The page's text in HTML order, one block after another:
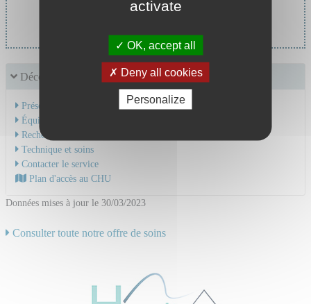
Découvrir le service
Présentation de l'activité
Équipe Médicale
Recherche & Enseignement
Technique et soins
Contacter le service
Plan d'accès au CHU
Données mises à jour le 30/03/2023
Consulter toute notre offre de soins
activate
OK, accept all
Deny all cookies
Personalize